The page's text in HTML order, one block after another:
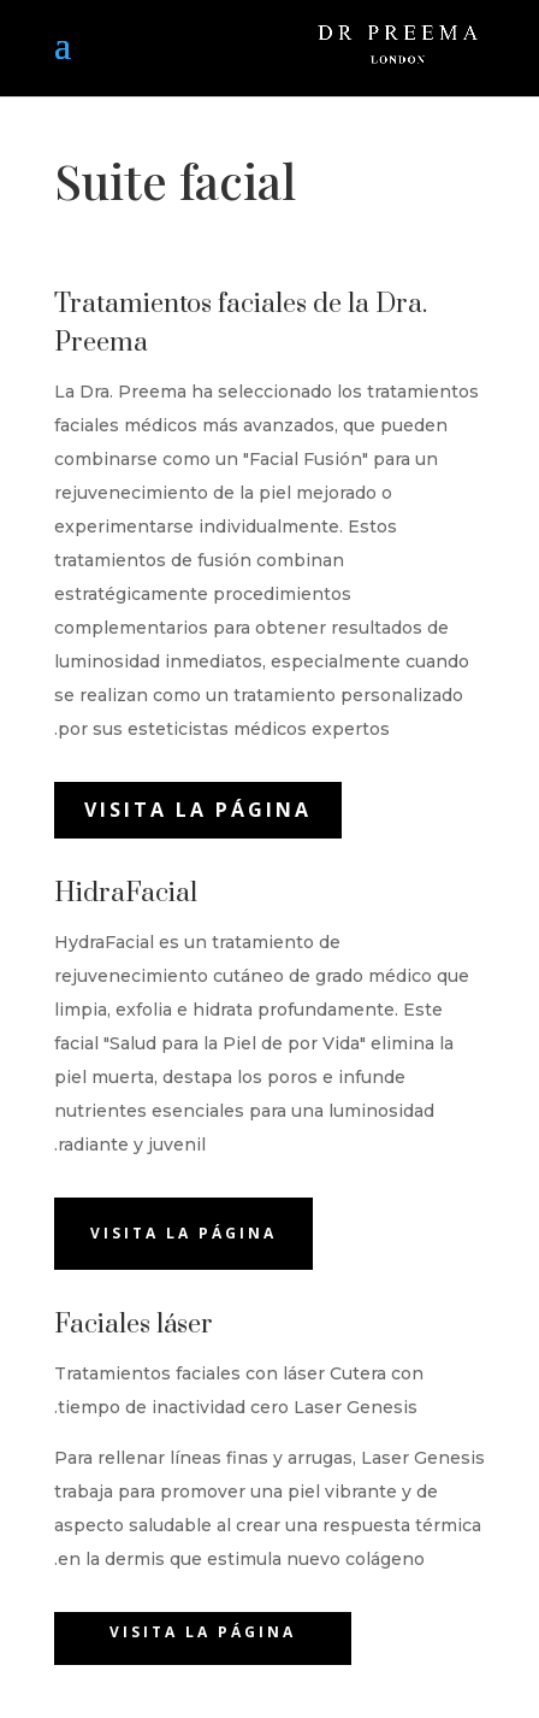
Suite facial
Tratamientos faciales de la Dra.
Preema
La Dra. Preema ha seleccionado los tratamientos
faciales médicos más avanzados, que pueden
combinarse como un "Facial Fusión" para un
rejuvenecimiento de la piel mejorado o
experimentarse individualmente. Estos
tratamientos de fusión combinan
estratégicamente procedimientos
complementarios para obtener resultados de
luminosidad inmediatos, especialmente cuando
se realizan como un tratamiento personalizado
por sus esteticistas médicos expertos.
VISITA LA PÁGINA
HidraFacial
HydraFacial es un tratamiento de
rejuvenecimiento cutáneo de grado médico que
limpia, exfolia e hidrata profundamente. Este
facial "Salud para la Piel de por Vida" elimina la
piel muerta, destapa los poros e infunde
nutrientes esenciales para una luminosidad
radiante y juvenil.
VISITA LA PÁGINA
Faciales láser
Tratamientos faciales con láser Cutera con
tiempo de inactividad cero Laser Genesis.
Para rellenar líneas finas y arrugas, Laser Genesis
trabaja para promover una piel vibrante y de
aspecto saludable al crear una respuesta térmica
en la dermis que estimula nuevo colágeno.
VISITA LA PÁGINA